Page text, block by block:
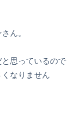
ん。
思っているので
なりません